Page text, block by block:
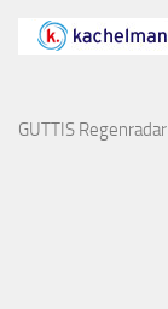
GUTTIS Regenradar